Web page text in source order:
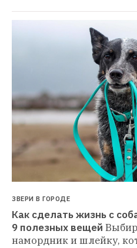
ЗВЕРИ В ГОРОДЕ
Как сделать жизнь с
9 полезных вещей
намордник и шлейку,